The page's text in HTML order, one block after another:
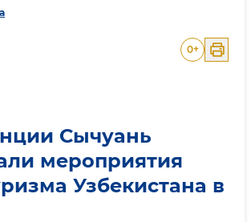
0+
Сычуань
мероприятия
Узбекистана в